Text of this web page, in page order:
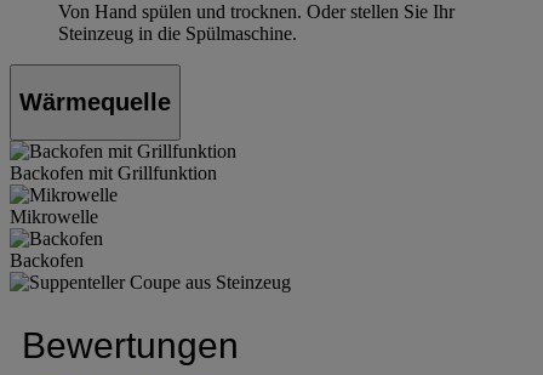
Von Hand spülen und trocknen. Oder stellen Sie Ihr
Steinzeug in die Spülmaschine.
Wärmequelle
Backofen mit Grillfunktion
Mikrowelle
Backofen